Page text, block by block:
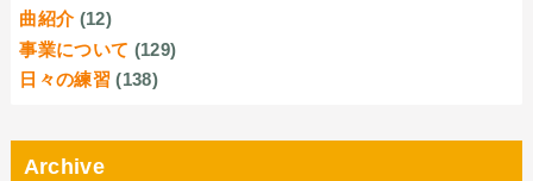
曲紹介 (12)
事業について (129)
日々の練習 (138)
Archive